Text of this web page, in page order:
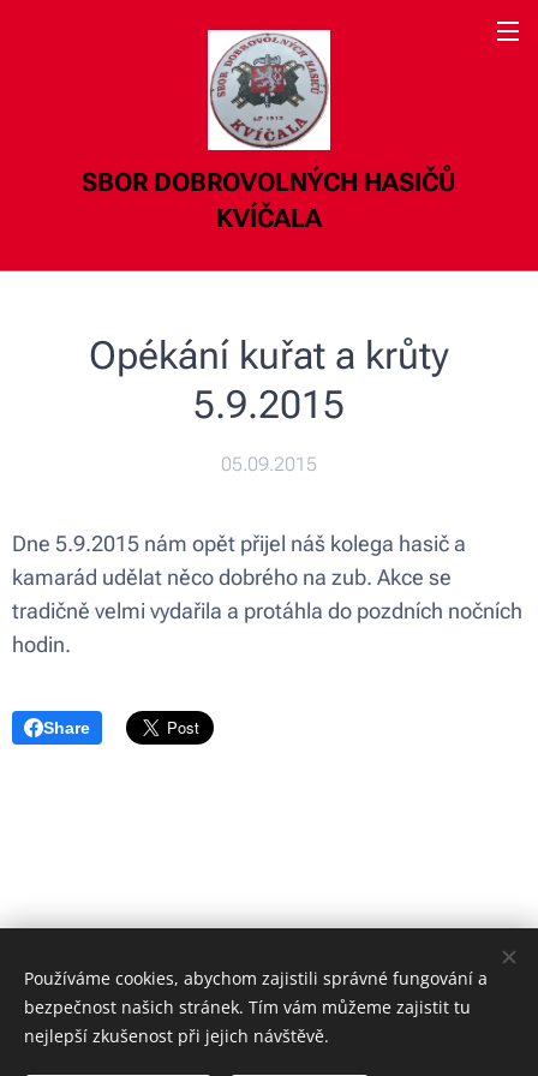
SBOR DOBROVOLNÝCH HASIČŮ
KVÍČALA
Opékání kuřat a krůty
5.9.2015
05.09.2015
Dne 5.9.2015 nám opět přijel náš kolega hasič a
kamarád udělat něco dobrého na zub. Akce se
tradičně velmi vydařila a protáhla do pozdních nočních
hodin.
Share
Používáme cookies, abychom zajistili správné fungování a
bezpečnost našich stránek. Tím vám můžeme zajistit tu
nejlepší zkušenost při jejich návštěvě.